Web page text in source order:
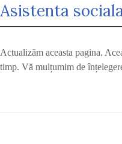
Asistenta
Actualizăm aceasta pagina.
timp. Vă mulțumim de